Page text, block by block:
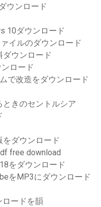
ウンロード
10ダウンロード
イルのダウンロード
ウンロード
ロード
で改造をダウンロード
きのセントルシア
ダウンロード
free download
をダウンロード
をMP3にダウンロード
ードを韻